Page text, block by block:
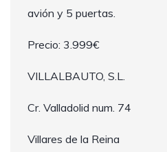
avión y 5 puertas.
Precio: 3.999€
VILLALBAUTO, S.L.
Cr. Valladolid num. 74
Villares de la Reina